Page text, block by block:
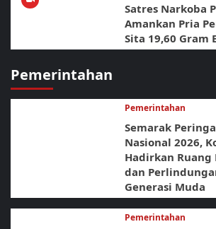
Satres Narkoba
Amankan Pria
Sita 19,60 Gram
Pemerintahan
Pemerintahan
Semarak
Nasional 2026,
Hadirkan
dan
Generasi Muda
Pemerintahan